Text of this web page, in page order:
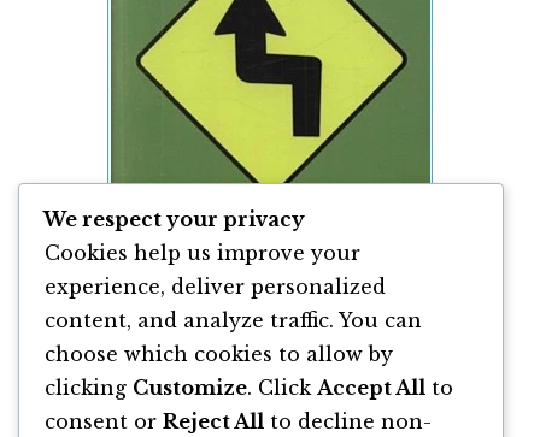
Redirect: Noua Știință a Schimbării
Psihologice de Timothy Wilson
By Timothy Wilson
We respect your privacy
Cookies help us improve your
experience, deliver personalized
content, and analyze traffic. You can
choose which cookies to allow by
clicking Customize. Click Accept All to
consent or Reject All to decline non-